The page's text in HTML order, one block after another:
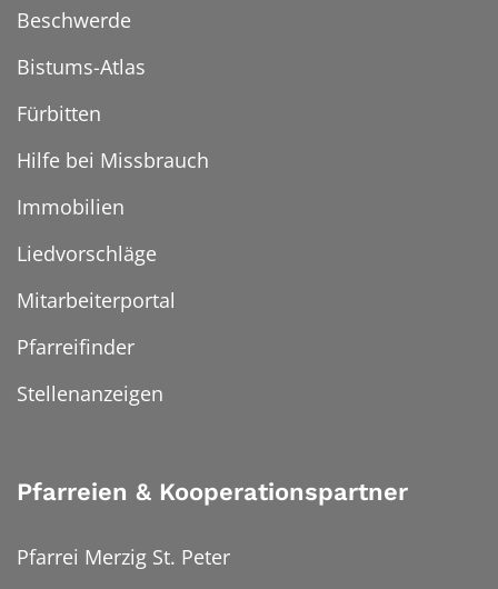
Beschwerde
Bistums-Atlas
Fürbitten
Hilfe bei Missbrauch
Immobilien
Liedvorschläge
Mitarbeiterportal
Pfarreifinder
Stellenanzeigen
Pfarreien & Kooperationspartner
Pfarrei Merzig St. Peter